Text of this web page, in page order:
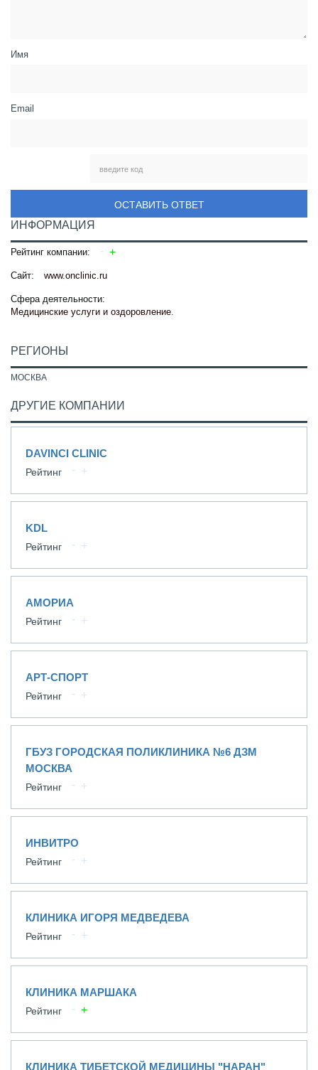
Имя
Email
ОСТАВИТЬ ОТВЕТ
ИНФОРМАЦИЯ
Рейтинг компании:
Сайт: www.onclinic.ru
Сфера деятельности:
Медицинские услуги и оздоровление.
РЕГИОНЫ
МОСКВА
ДРУГИЕ КОМПАНИИ
DAVINCI CLINIC
Рейтинг
KDL
Рейтинг
АМОРИА
Рейтинг
АРТ-СПОРТ
Рейтинг
ГБУЗ ГОРОДСКАЯ ПОЛИКЛИНИКА №6 ДЗМ
МОСКВА
Рейтинг
ИНВИТРО
Рейтинг
КЛИНИКА ИГОРЯ МЕДВЕДЕВА
Рейтинг
КЛИНИКА МАРШАКА
Рейтинг
КЛИНИКА ТИБЕТСКОЙ МЕДИЦИНЫ "НАРАН"